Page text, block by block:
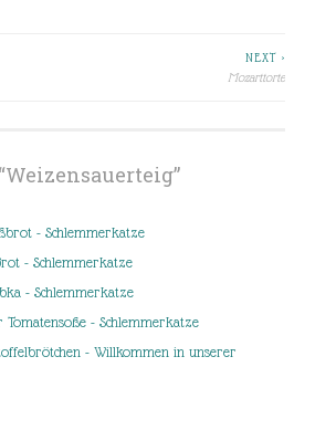
NEXT >
Mozarttorte
Weizensauerteig”
- Schlemmerkatze
- Schlemmerkatze
- Schlemmerkatze
Tomatensoße - Schlemmerkatze
- Willkommen in unserer